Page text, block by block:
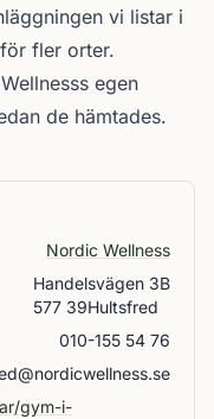
vi listar i
för fler orter.
egen
de hämtades.
Nordic Wellness
Handelsvägen 3B
577 39Hultsfred
010-155 54 76
gym-i-